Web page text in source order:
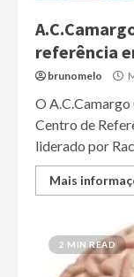
referência
brunomelo
O A.C.Camargo
Centro de
liderado por
Mais
2 MIN READ